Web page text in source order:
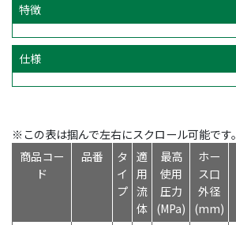
特徴
仕様
※この表は掴んで左右にスクロール可能です。
商品コー
ド
品番
タ
イ
プ
適
用
流
体
最高
使用
圧力
(MPa)
ホー
ス口
外径
(mm)